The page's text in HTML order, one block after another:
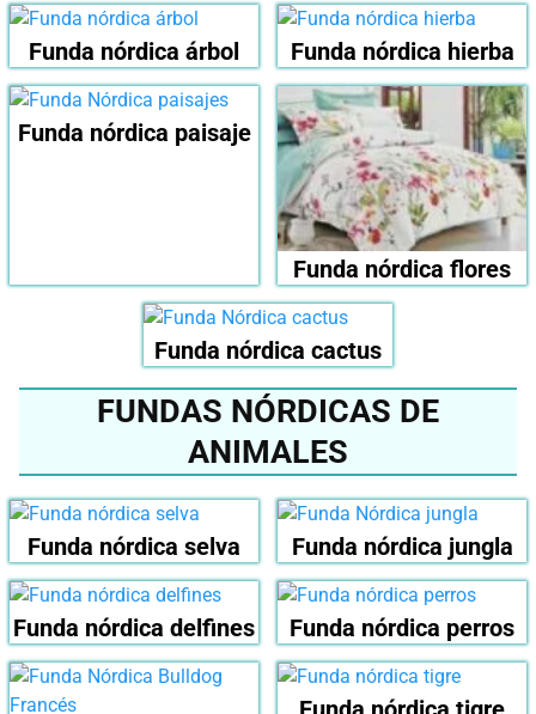
Funda nórdica árbol Funda nórdica hierba
Funda nórdica paisaje
Funda nórdica flores
Funda nórdica cactus
FUNDAS NÓRDICAS DE
ANIMALES
Funda nórdica selva Funda nórdica jungla
Funda nórdica delfines Funda nórdica perros